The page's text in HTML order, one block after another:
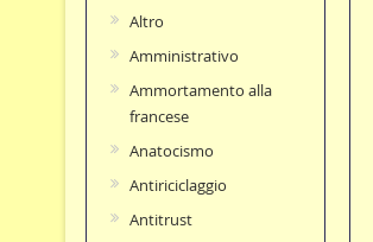
Altro
Amministrativo
Ammortamento alla
francese
Anatocismo
Antiriciclaggio
Antitrust